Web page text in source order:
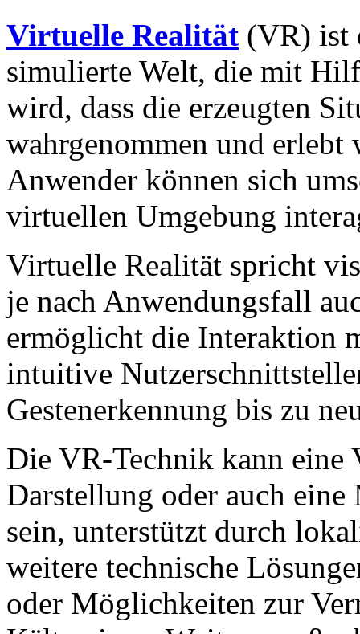
Virtuelle Realität (VR) ist
simulierte Welt, die mit
wird, dass die erzeugten
wahrgenommen und
Anwender können sich
virtuellen Umgebung
Virtuelle Realität spricht
je nach Anwendungsfall
ermöglicht die Interaktion
intuitive
Gestenerkennung bis zu
Die VR-Technik kann
Darstellung oder auch
sein, unterstützt durch
weitere technische
oder Möglichkeiten zur